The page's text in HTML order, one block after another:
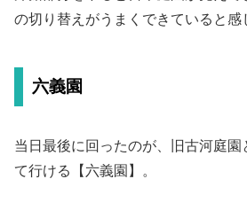
の切り替えがうまくできていると感
六義園
当日最後に回ったのが、旧古河庭
て行ける【六義園】。